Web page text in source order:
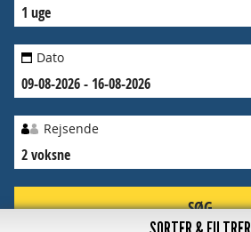
1 uge
Dato
09-08-2026 - 16-08-2026
Rejsende
2 voksne
SØG